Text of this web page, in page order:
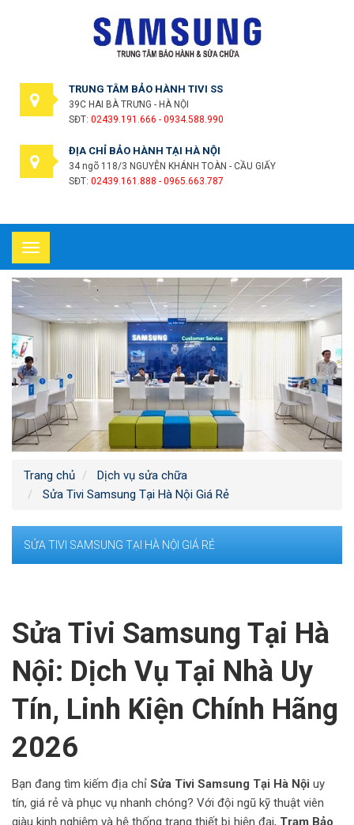
TRUNG TÂM BẢO HÀNH TIVI SS
39C HAI BÀ TRƯNG - HÀ NỘI
SĐT: 02439.191.666 - 0934.588.990
ĐỊA CHỈ BẢO HÀNH TẠI HÀ NỘI
34 ngõ 118/3 NGUYỄN KHÁNH TOÀN - CẦU GIẤY
SĐT: 02439.161.888 - 0965.663.787
Toggle
navigation
Trang chủ
Dịch vụ sửa chữa
Sửa Tivi Samsung Tại Hà Nội Giá Rẻ
SỬA TIVI SAMSUNG TẠI HÀ NỘI GIÁ RẺ
Sửa Tivi Samsung Tại Hà
Nội: Dịch Vụ Tại Nhà Uy
Tín, Linh Kiện Chính Hãng
2026
Bạn đang tìm kiếm địa chỉ Sửa Tivi Samsung Tại Hà Nội uy
tín, giá rẻ và phục vụ nhanh chóng? Với đội ngũ kỹ thuật viên
giàu kinh nghiệm và hệ thống trang thiết bị hiện đại, Trạm Bảo